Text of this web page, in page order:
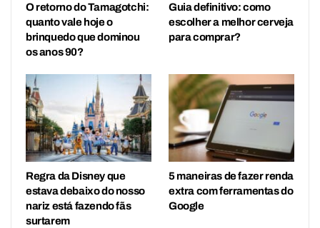
O retorno do Tamagotchi:
quanto vale hoje o
brinquedo que dominou
os anos 90?
Guia definitivo: como
escolher a melhor cerveja
para comprar?
Regra da Disney que
estava debaixo do nosso
nariz está fazendo fãs
surtarem
5 maneiras de fazer renda
extra com ferramentas do
Google